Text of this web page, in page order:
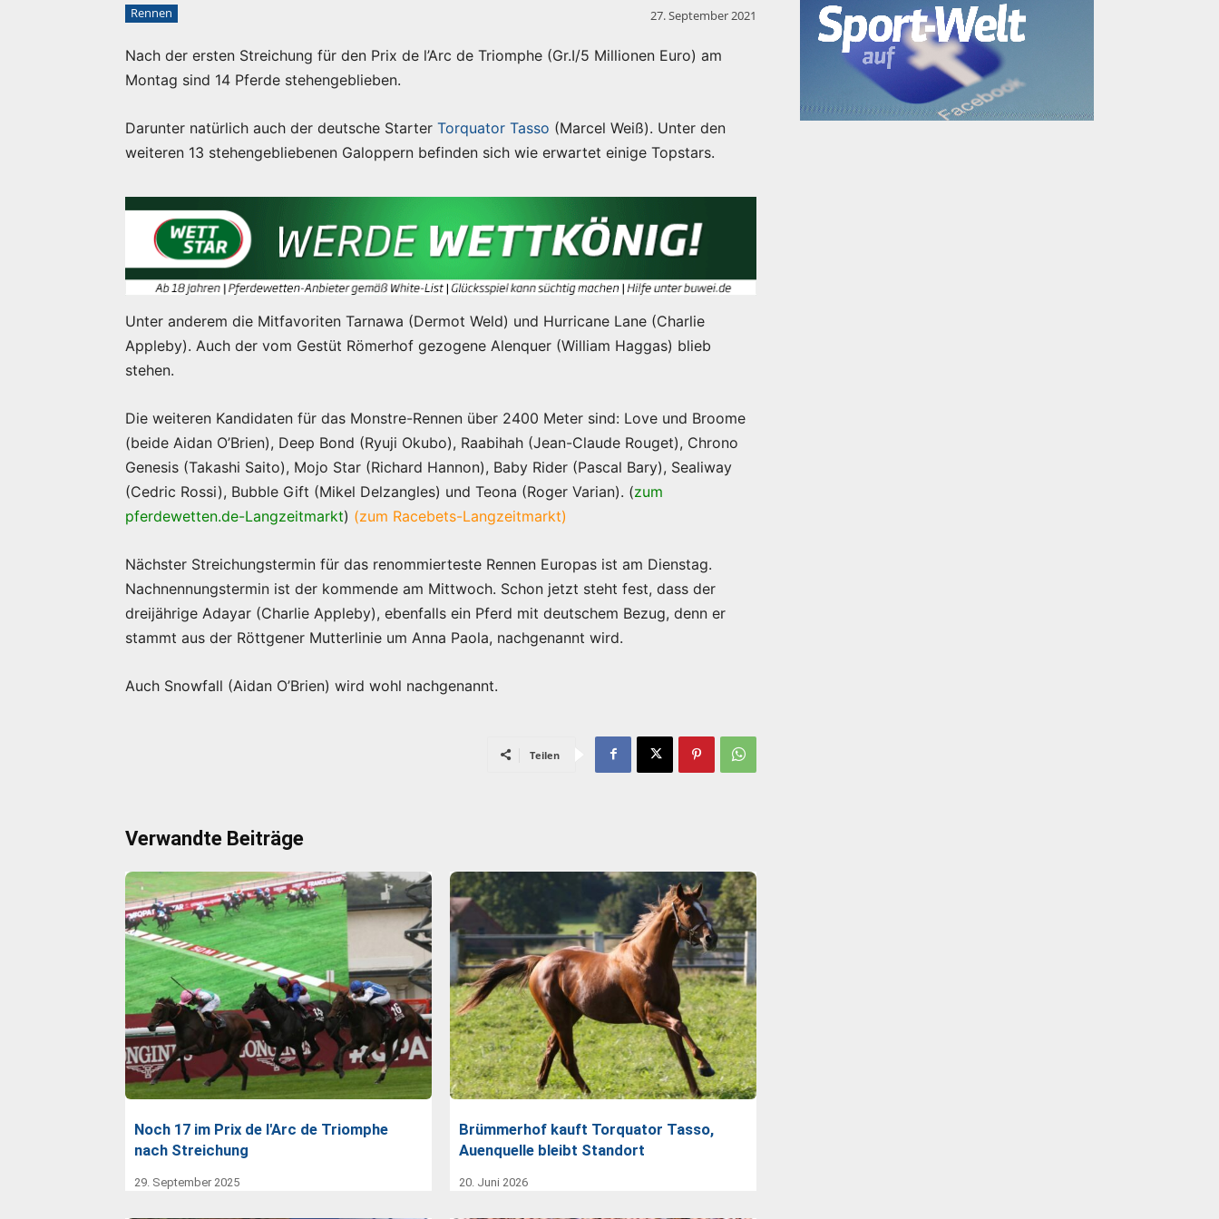
Rennen 27. September 2021
Nach der ersten Streichung für den Prix de l’Arc de Triomphe (Gr.I/5 Millionen Euro) am
Montag sind 14 Pferde stehengeblieben.
Darunter natürlich auch der deutsche Starter Torquator Tasso (Marcel Weiß). Unter den
weiteren 13 stehengebliebenen Galoppern befinden sich wie erwartet einige Topstars.
Unter anderem die Mitfavoriten Tarnawa (Dermot Weld) und Hurricane Lane (Charlie
Appleby). Auch der vom Gestüt Römerhof gezogene Alenquer (William Haggas) blieb
stehen.
Die weiteren Kandidaten für das Monstre-Rennen über 2400 Meter sind: Love und Broome
(beide Aidan O’Brien), Deep Bond (Ryuji Okubo), Raabihah (Jean-Claude Rouget), Chrono
Genesis (Takashi Saito), Mojo Star (Richard Hannon), Baby Rider (Pascal Bary), Sealiway
(Cedric Rossi), Bubble Gift (Mikel Delzangles) und Teona (Roger Varian). (zum
pferdewetten.de-Langzeitmarkt) (zum Racebets-Langzeitmarkt)
Nächster Streichungstermin für das renommierteste Rennen Europas ist am Dienstag.
Nachnennungstermin ist der kommende am Mittwoch. Schon jetzt steht fest, dass der
dreijährige Adayar (Charlie Appleby), ebenfalls ein Pferd mit deutschem Bezug, denn er
stammt aus der Röttgener Mutterlinie um Anna Paola, nachgenannt wird.
Auch Snowfall (Aidan O’Brien) wird wohl nachgenannt.
Teilen
Verwandte Beiträge
Noch 17 im Prix de l'Arc de Triomphe
nach Streichung
29. September 2025
Brümmerhof kauft Torquator Tasso,
Auenquelle bleibt Standort
20. Juni 2026